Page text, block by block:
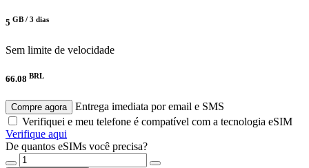
5 GB / 3 dias
Sem limite de velocidade
66.08 BRL
Compre agora
Entrega imediata por email e SMS
Verifiquei e meu telefone é compatível com a tecnologia eSIM
Verifique aqui
De quantos eSIMs você precisa?